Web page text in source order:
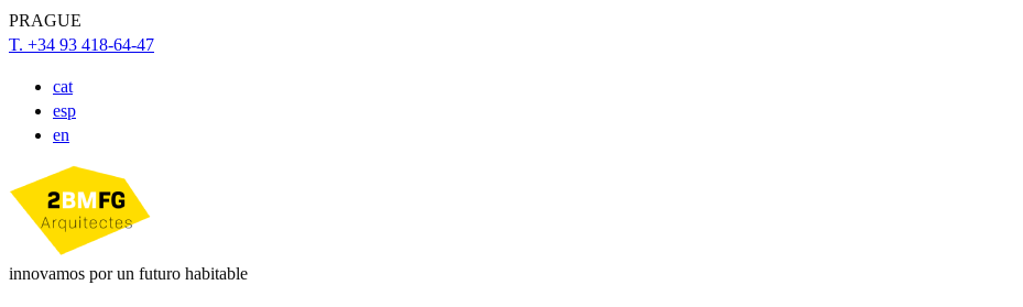
PRAGUE
T. +34 93 418-64-47
cat
esp
en
innovamos por un futuro habitable